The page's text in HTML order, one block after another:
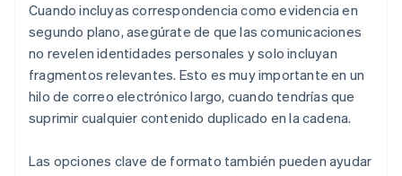
Cuando incluyas correspondencia como evidencia en
segundo plano, asegúrate de que las comunicaciones
no revelen identidades personales y solo incluyan
fragmentos relevantes. Esto es muy importante en un
hilo de correo electrónico largo, cuando tendrías que
suprimir cualquier contenido duplicado en la cadena.
Las opciones clave de formato también pueden ayudar